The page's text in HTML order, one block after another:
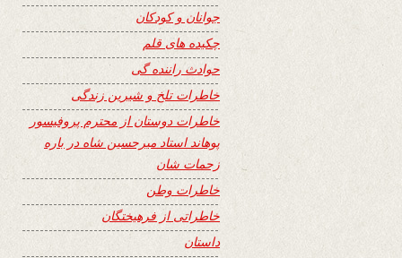
جوانان و کودکان
چکیده های قلم
حوادث راننده گی
خاطرات تلخ و شیرین زندگی
خاطرات دوستان از محترم پروفیسور
پوهاند استاد میرحسین شاه در باره
زحمات شان
خاطرات وطن
خاطراتی از فرهیختگان
داستان